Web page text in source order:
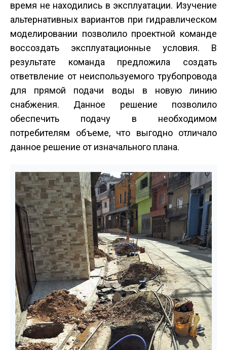
время не находились в эксплуатации. Изучение
альтернативных вариантов при гидравлическом
моделировании позволило проектной команде
воссоздать эксплуатационные условия. В
результате команда предложила создать
ответвление от неиспользуемого трубопровода
для прямой подачи воды в новую линию
снабжения. Данное решение позволило
обеспечить подачу в необходимом
потребителям объеме, что выгодно отличало
данное решение от изначального плана.